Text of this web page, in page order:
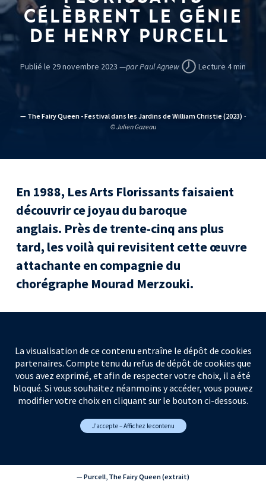
CÉLÈBRENT LE GÉNIE
DE HENRY PURCELL
Publié le 29 novembre 2023 —par Paul Agnew Lecture 4 min
— The Fairy Queen - Festival dans les Jardins de William Christie (2023) -
© Julien Gazeau
En 1988, Les Arts Florissants faisaient
découvrir ce joyau du baroque
anglais. Près de trente-cinq ans plus
tard, les voilà qui revisitent cette œuvre
attachante en compagnie du
chorégraphe Mourad Merzouki.
La visualisation de ce contenu entraîne le dépôt de cookies
partenaires. Compte tenu du refus de dépôt de cookies que
vous avez exprimé, et afin de respecter votre choix, il a été
bloqué. Si vous souhaitez néanmoins y accéder, vous pouvez
modifier votre choix en cliquant sur le bouton ci-dessous.
J’accepte – Affichez le contenu
— Purcell, The Fairy Queen (extrait)